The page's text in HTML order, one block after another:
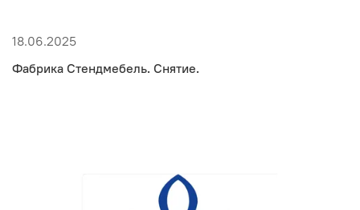
18.06.2025
Фабрика Стендмебель. Снятие.